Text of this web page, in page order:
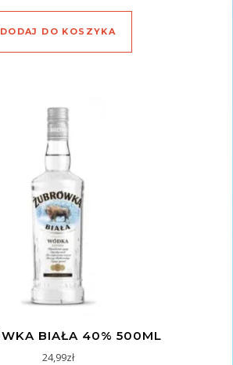
DODAJ DO KOSZYKA
BIAŁA 40% 500ML
24,99zł